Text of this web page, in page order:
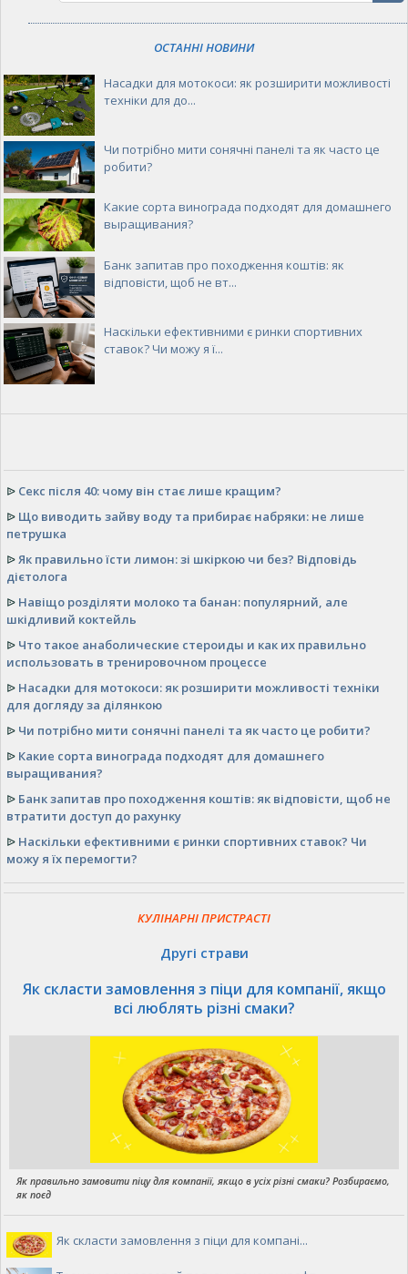
ОСТАННІ НОВИНИ
Насадки для мотокоси: як розширити можливості
техніки для до...
Чи потрібно мити сонячні панелі та як часто це
робити?
Какие сорта винограда подходят для домашнего
выращивания?
Банк запитав про походження коштів: як
відповісти, щоб не вт...
Наскільки ефективними є ринки спортивних
ставок? Чи можу я ї...
ᐉ Секс після 40: чому він стає лише кращим?
ᐉ Що виводить зайву воду та прибирає набряки: не лише
петрушка
ᐉЯк правильно їсти лимон: зі шкіркою чи без? Відповідь
дієтолога
ᐉ Навіщо розділяти молоко та банан: популярний, але
шкідливий коктейль
ᐉ Что такое анаболические стероиды и как их правильно
использовать в тренировочном процессе
ᐉ Насадки для мотокоси: як розширити можливості техніки
для догляду за ділянкою
ᐉ Чи потрібно мити сонячні панелі та як часто це робити?
ᐉ Какие сорта винограда подходят для домашнего
выращивания?
ᐉ Банк запитав про походження коштів: як відповісти, щоб не
втратити доступ до рахунку
ᐉ Наскільки ефективними є ринки спортивних ставок? Чи
можу я їх перемогти?
КУЛІНАРНІ ПРИСТРАСТІ
Другі страви
Як скласти замовлення з піци для компанії, якщо
всі люблять різні смаки?
Як правильно замовити піцу для компанії, якщо в усіх різні смаки? Розбираємо,
як поєд
Як скласти замовлення з піци для компані...